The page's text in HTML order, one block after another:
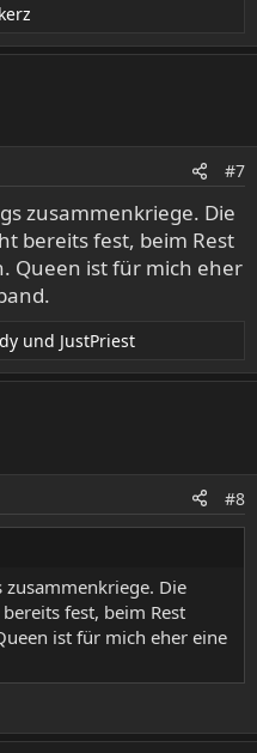
#7
zusammenkriege. Die
bereits fest, beim Rest
Queen ist für mich eher
und JustPriest
#8
zusammenkriege. Die
fest, beim Rest
ist für mich eher eine